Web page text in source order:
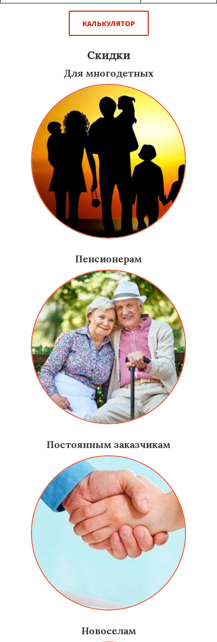
КАЛЬКУЛЯТОР
Скидки
Для многодетных
Пенсионерам
Постоянным заказчикам
Новоселам